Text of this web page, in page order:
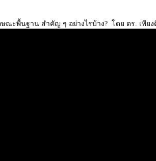
ณะพื้นฐาน สำคัญ ๆ อย่างไรบ้าง? โดย ดร. เพียง